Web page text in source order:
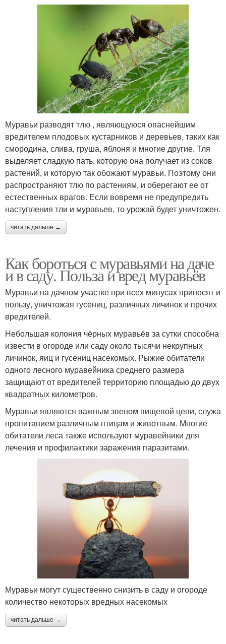
Муравьи разводят тлю , являющуюся опаснейшим
вредителем плодовых кустарников и деревьев, таких как
смородина, слива, груша, яблоня и многие другие. Тля
выделяет сладкую пать, которую она получает из соков
растений, и которую так обожают муравьи. Поэтому они
распространяют тлю по растениям, и оберегают ее от
естественных врагов. Если вовремя не предупредить
наступления тли и муравьев, то урожай будет уничтожен.
читать дальше →
Как бороться с муравьями на даче
и в саду. Польза и вред муравьёв
Муравьи на дачном участке при всех минусах приносят и
пользу, уничтожая гусениц, различных личинок и прочих
вредителей.
Небольшая колония чёрных муравьёв за сутки способна
извести в огороде или саду около тысячи некрупных
личинок, яиц и гусениц насекомых. Рыжие обитатели
одного лесного муравейника среднего размера
защищают от вредителей территорию площадью до двух
квадратных километров.
Муравьи являются важным звеном пищевой цепи, служа
пропитанием различным птицам и животным. Многие
обитатели леса также используют муравейники для
лечения и профилактики заражения паразитами.
Муравьи могут существенно снизить в саду и огороде
количество некоторых вредных насекомых
читать дальше →